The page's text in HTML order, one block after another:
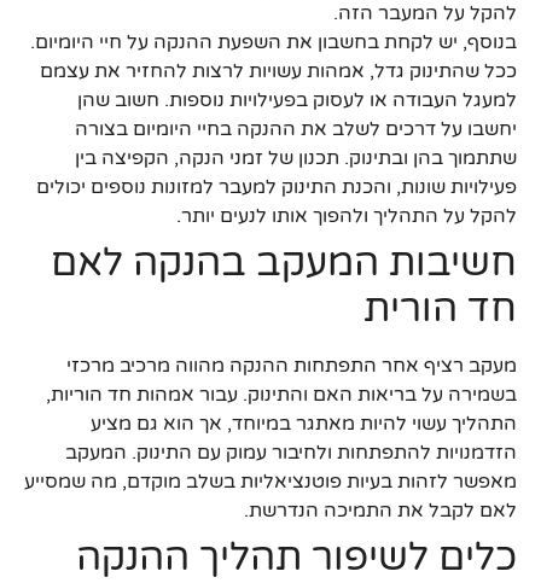
להקל על המעבר הזה.
בנוסף, יש לקחת בחשבון את השפעת ההנקה על חיי היומיום.
ככל שהתינוק גדל, אמהות עשויות לרצות להחזיר את עצמם
למעגל העבודה או לעסוק בפעילויות נוספות. חשוב שהן
יחשבו על דרכים לשלב את ההנקה בחיי היומיום בצורה
שתתמוך בהן ובתינוק. תכנון של זמני הנקה, הקפיצה בין
פעילויות שונות, והכנת התינוק למעבר למזונות נוספים יכולים
להקל על התהליך ולהפוך אותו לנעים יותר.
חשיבות המעקב בהנקה לאם
חד הורית
מעקב רציף אחר התפתחות ההנקה מהווה מרכיב מרכזי
בשמירה על בריאות האם והתינוק. עבור אמהות חד הוריות,
התהליך עשוי להיות מאתגר במיוחד, אך הוא גם מציע
הזדמנויות להתפתחות ולחיבור עמוק עם התינוק. המעקב
מאפשר לזהות בעיות פוטנציאליות בשלב מוקדם, מה שמסייע
לאם לקבל את התמיכה הנדרשת.
כלים לשיפור תהליך ההנקה